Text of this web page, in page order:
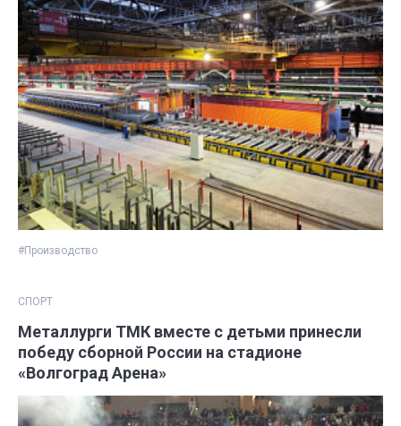
#Производство
СПОРТ
Металлурги ТМК вместе с детьми принесли
победу сборной России на стадионе
«Волгоград Арена»